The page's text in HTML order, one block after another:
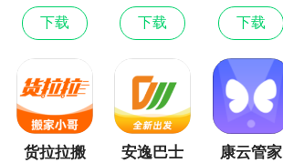
最新版
下载
续签
下载
家小哥
下载
货拉拉搬
安逸巴士 康云管家